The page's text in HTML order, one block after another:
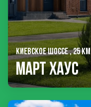
КИЕВСКОЕ ШОССЕ , 25 КМ
Март Хаус